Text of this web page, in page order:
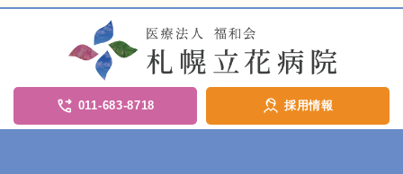
011-683-8718 採用情報